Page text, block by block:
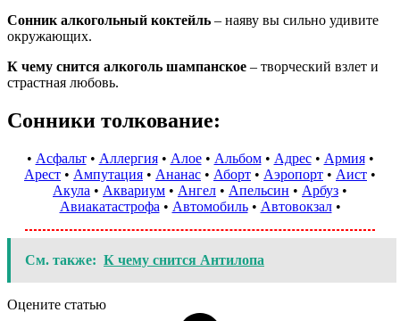
Сонник алкогольный коктейль – наяву вы сильно удивите
окружающих.
К чему снится алкоголь шампанское – творческий взлет и
страстная любовь.
Сонники толкование:
• Асфальт• Аллергия• Алое• Альбом• Адрес• Армия•
Арест • Ампутация • Ананас • Аборт • Аэропорт • Аист •
Акула • Аквариум • Ангел • Апельсин • Арбуз •
Авиакатастрофа • Автомобиль• Автовокзал•
См. также: К чему снится Антилопа
Оцените статью